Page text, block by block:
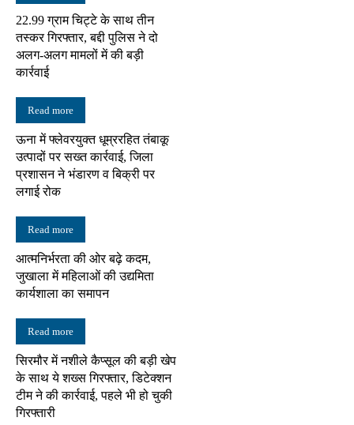
22.99 ग्राम चिट्टे के साथ तीन
तस्कर गिरफ्तार, बद्दी पुलिस ने दो
अलग-अलग मामलों में की बड़ी
कार्रवाई
Read more
ऊना में फ्लेवरयुक्त धूम्ररहित तंबाकू
उत्पादों पर सख्त कार्रवाई, जिला
प्रशासन ने भंडारण व बिक्री पर
लगाई रोक
Read more
आत्मनिर्भरता की ओर बढ़े कदम,
जुखाला में महिलाओं की उद्यमिता
कार्यशाला का समापन
Read more
सिरमौर में नशीले कैप्सूल की बड़ी खेप
के साथ ये शख्स गिरफ्तार, डिटेक्शन
टीम ने की कार्रवाई, पहले भी हो चुकी
गिरफ्तारी